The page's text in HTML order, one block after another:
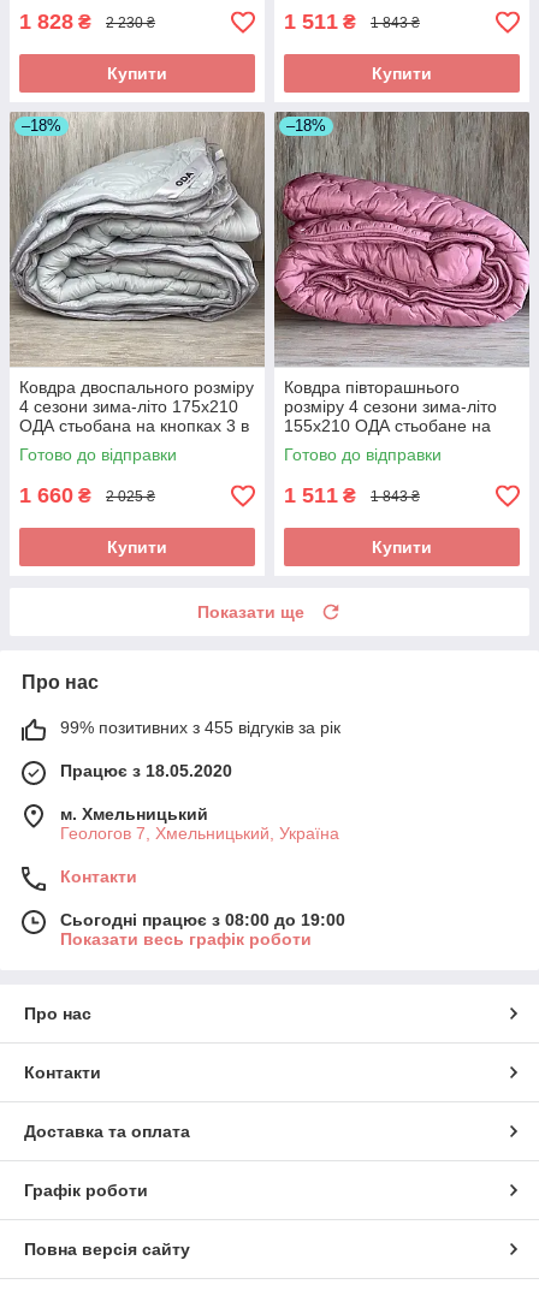
1 828 ₴ 2 230 ₴
Купити
1 511 ₴ 1 843 ₴
Купити
–18%
Ковдра двоспального розміру
4 сезони зима-літо 175х210
ОДА стьобана на кнопках 3 в
1, Колір - Сірий
Готово до відправки
1 660 ₴ 2 025 ₴
Купити
–18%
Ковдра півторашнього
розміру 4 сезони зима-літо
155х210 ОДА стьобане на
кнопках 3 в 1, Колір -
малиновий
Готово до відправки
1 511 ₴ 1 843 ₴
Купити
Показати ще
Про нас
99% позитивних з 455 відгуків за рік
Працює з 18.05.2020
м. Хмельницький
Геологов 7, Хмельницький, Україна
Контакти
Сьогодні працює з 08:00 до 19:00
Показати весь графік роботи
Про нас
Контакти
Доставка та оплата
Графік роботи
Повна версія сайту